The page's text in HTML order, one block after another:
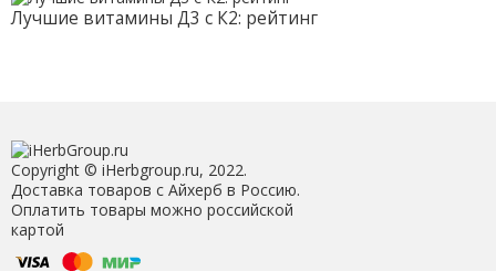
Лучшие витамины Д3 с К2: рейтинг
Copyright © iHerbgroup.ru, 2022.
Доставка товаров с Айхерб в Россию.
Оплатить товары можно российской
картой